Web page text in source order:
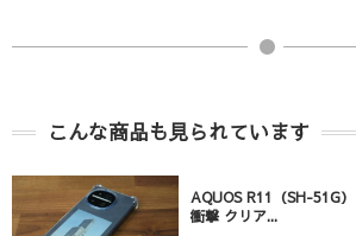
こんな商品も見られています
AQUOS R11（SH-51G
衝撃 クリア...